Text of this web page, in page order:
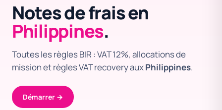
Notes de frais en
Philippines.
Toutes les règles BIR : VAT 12%, allocations de
mission et règles VAT recovery auxPhilippines.
Démarrer →